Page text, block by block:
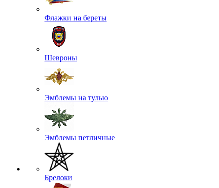
Флажки на береты
Шевроны
Эмблемы на тулью
Эмблемы петличные
Брелоки